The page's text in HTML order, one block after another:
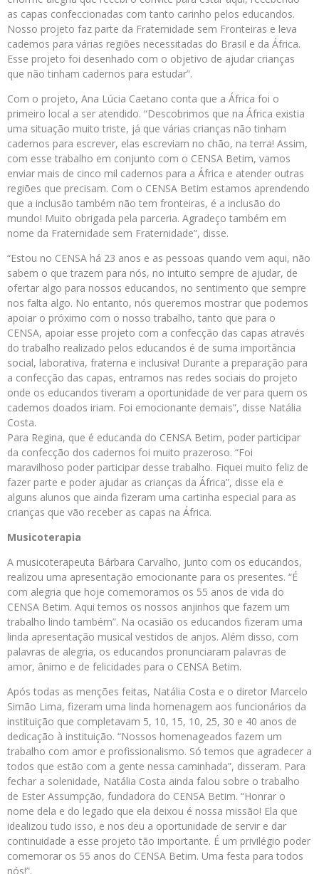
as capas confeccionadas com tanto carinho pelos educandos.
Nosso projeto faz parte da Fraternidade sem Fronteiras e leva
cadernos para várias regiões necessitadas do Brasil e da África.
Esse projeto foi desenhado com o objetivo de ajudar crianças
que não tinham cadernos para estudar”.
Com o projeto, Ana Lúcia Caetano conta que a África foi o
primeiro local a ser atendido. “Descobrimos que na África existia
uma situação muito triste, já que várias crianças não tinham
cadernos para escrever, elas escreviam no chão, na terra! Assim,
com esse trabalho em conjunto com o CENSA Betim, vamos
enviar mais de cinco mil cadernos para a África e atender outras
regiões que precisam. Com o CENSA Betim estamos aprendendo
que a inclusão também não tem fronteiras, é a inclusão do
mundo! Muito obrigada pela parceria. Agradeço também em
nome da Fraternidade sem Fraternidade”, disse.
“Estou no CENSA há 23 anos e as pessoas quando vem aqui, não
sabem o que trazem para nós, no intuito sempre de ajudar, de
ofertar algo para nossos educandos, no sentimento que sempre
nos falta algo. No entanto, nós queremos mostrar que podemos
apoiar o próximo com o nosso trabalho, tanto que para o
CENSA, apoiar esse projeto com a confecção das capas através
do trabalho realizado pelos educandos é de suma importância
social, laborativa, fraterna e inclusiva! Durante a preparação para
a confecção das capas, entramos nas redes sociais do projeto
onde os educandos tiveram a oportunidade de ver para quem os
cadernos doados iriam. Foi emocionante demais”, disse Natália
Costa.
Para Regina, que é educanda do CENSA Betim, poder participar
da confecção dos cadernos foi muito prazeroso. “Foi
maravilhoso poder participar desse trabalho. Fiquei muito feliz de
fazer parte e poder ajudar as crianças da África”, disse ela e
alguns alunos que ainda fizeram uma cartinha especial para as
crianças que vão receber as capas na África.
Musicoterapia
A musicoterapeuta Bárbara Carvalho, junto com os educandos,
realizou uma apresentação emocionante para os presentes. “É
com alegria que hoje comemoramos os 55 anos de vida do
CENSA Betim. Aqui temos os nossos anjinhos que fazem um
trabalho lindo também”. Na ocasião os educandos fizeram uma
linda apresentação musical vestidos de anjos. Além disso, com
palavras de alegria, os educandos pronunciaram palavras de
amor, ânimo e de felicidades para o CENSA Betim.
Após todas as menções feitas, Natália Costa e o diretor Marcelo
Simão Lima, fizeram uma linda homenagem aos funcionários da
instituição que completavam 5, 10, 15, 10, 25, 30 e 40 anos de
dedicação à instituição. “Nossos homenageados fazem um
trabalho com amor e profissionalismo. Só temos que agradecer a
todos que estão com a gente nessa caminhada”, disseram. Para
fechar a solenidade, Natália Costa ainda falou sobre o trabalho
de Ester Assumpção, fundadora do CENSA Betim. “Honrar o
nome dela e do legado que ela deixou é nossa missão! Ela que
idealizou tudo isso, e nos deu a oportunidade de servir e dar
continuidade a esse projeto tão importante. É um privilégio poder
comemorar os 55 anos do CENSA Betim. Uma festa para todos
nós!”.